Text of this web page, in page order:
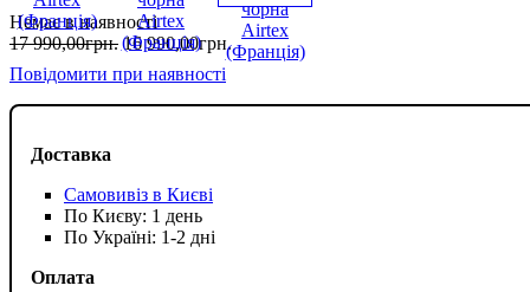
Доставка
Самовивіз в Києві
По Києву: 1 день
По Україні: 1-2 дні
Оплата
Немає в наявності
17 990,00грн. 16 990,00грн.
Повідомити при наявності